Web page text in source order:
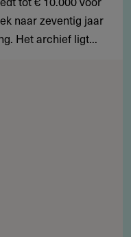
naar zeventig jaar
Het archief ligt...